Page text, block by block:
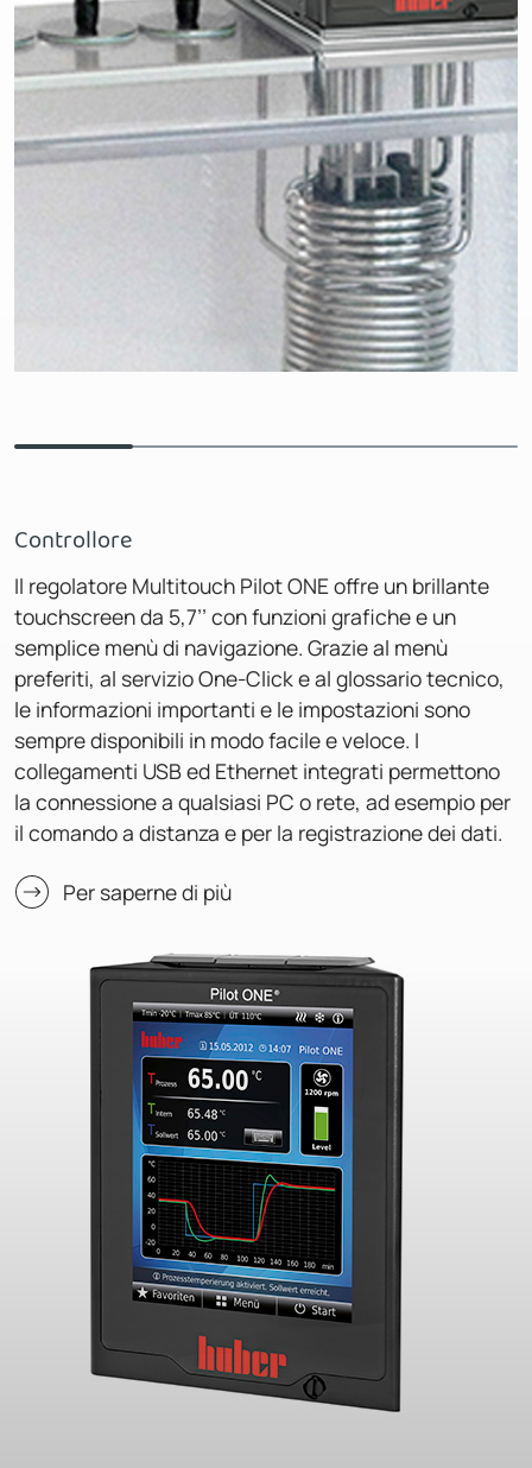
Controllore
Il regolatore Multitouch Pilot ONE offre un brillante
touchscreen da 5,7’’ con funzioni grafiche e un
semplice menù di navigazione. Grazie al menù
preferiti, al servizio One-Click e al glossario tecnico,
le informazioni importanti e le impostazioni sono
sempre disponibili in modo facile e veloce. I
collegamenti USB ed Ethernet integrati permettono
la connessione a qualsiasi PC o rete, ad esempio per
il comando a distanza e per la registrazione dei dati.
Per saperne di più